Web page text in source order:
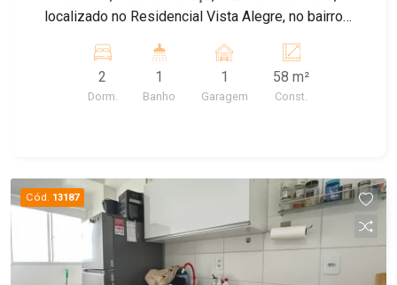
localizado no Residencial Vista Alegre, no bairro
acesso à Rodovia Washington Luís, próximo a
supermercados, faculdade, escolas e comércios
em geral
2
Dorm.
1
Banho
1
Garagem
58 m²
Const.
Cód. 13187